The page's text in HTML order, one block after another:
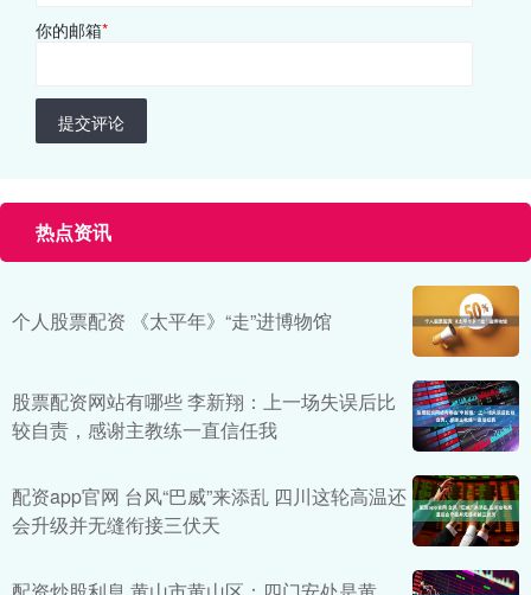
你的邮箱*
提交评论
热点资讯
个人股票配资 《太平年》“走”进博物馆
股票配资网站有哪些 李新翔：上一场失误后比
较自责，感谢主教练一直信任我
配资app官网 台风“巴威”来添乱 四川这轮高温还
会升级并无缝衔接三伏天